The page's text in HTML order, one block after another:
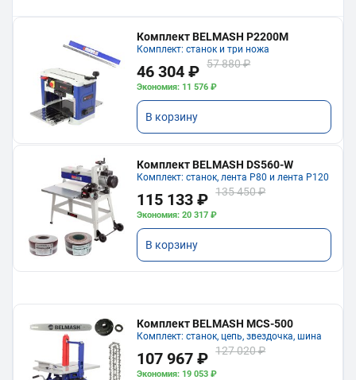
Комплект BELMASH P2200M
Комплект: станок и три ножа
46 304 ₽ 57 880 ₽
Экономия: 11 576 ₽
В корзину
Комплект BELMASH DS560-W
Комплект: станок, лента P80 и лента P120
115 133 ₽ 135 450 ₽
Экономия: 20 317 ₽
В корзину
Комплект BELMASH MCS-500
Комплект: станок, цепь, звездочка, шина
107 967 ₽ 127 020 ₽
Экономия: 19 053 ₽